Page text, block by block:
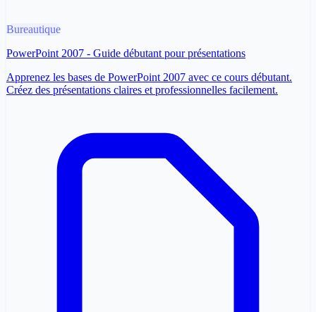
Bureautique
PowerPoint 2007 - Guide débutant pour présentations
Apprenez les bases de PowerPoint 2007 avec ce cours débutant.
Créez des présentations claires et professionnelles facilement.